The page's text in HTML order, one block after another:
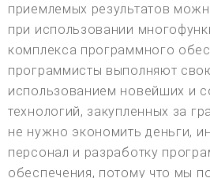
приемлемых результатов
при использовании
комплекса программного
программисты выполняют
использованием новейших и
технологий, закупленных за
не нужно экономить деньги,
персонал и разработку
обеспечения, потому что мы